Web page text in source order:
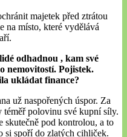
majetek před ztrátou
na místo, které vydělává
odhadnou , kam své
nemovitostí. Pojistek.
ukládat finance?
už naspořených úspor. Za
téměř polovinu své kupní síly.
skutečně pod kontrolou, a to
si spoří do zlatých cihliček.